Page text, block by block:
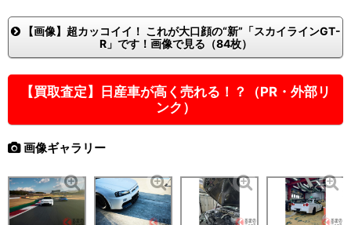
【画像】超カッコイイ！ これが大口顔の“新”「スカイラインGT-
R」です！画像で見る（84枚）
【買取査定】日産車が高く売れる！？（PR・外部リ
ンク）
画像ギャラリー